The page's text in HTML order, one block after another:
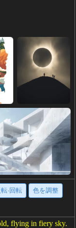
·回転 色を調整
flying in fiery sky.